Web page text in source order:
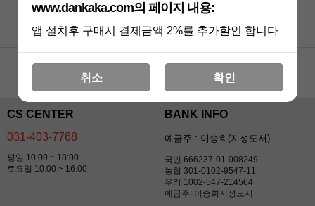
공지사항 카톡상담 Q&A 멤버쉽
VIP 게시판
CS CENTER
031-403-7768
평일 10:00 ~ 18:00
토요일 10:00 ~ 16:00
BANK INFO
예금주 : 이승희(지성도서)
국민 666237-01-008249
농협 301-0102-9547-11
우리 1002-547-214564
예금주: 이승희지성도서
www.dankaka.com의 페이지 내용:
앱 설치후 구매시 결제금액 2%를 추가할인 합니다
취소 확인